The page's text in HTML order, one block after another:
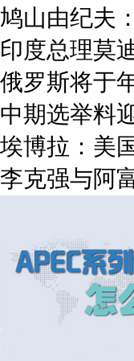
鸠山由纪夫
印度总理莫
俄罗斯将于
中期选举料
埃博拉：美
李克强与阿